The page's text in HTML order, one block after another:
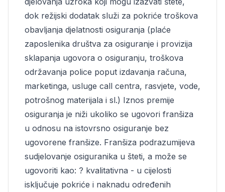
dok režijski dodatak služi za pokriće troškova
obavljanja djelatnosti osiguranja (plaće
zaposlenika društva za osiguranje i provizija
sklapanja ugovora o osiguranju, troškova
održavanja police poput izdavanja računa,
marketinga, usluge call centra, rasvjete, vode,
potrošnog materijala i sl.) Iznos premije
osiguranja je niži ukoliko se ugovori franšiza
u odnosu na istovrsno osiguranje bez
ugovorene franšize. Franšiza podrazumijeva
sudjelovanje osiguranika u šteti, a može se
ugovoriti kao: ? kvalitativna - u cijelosti
isključuje pokriće i naknadu određenih